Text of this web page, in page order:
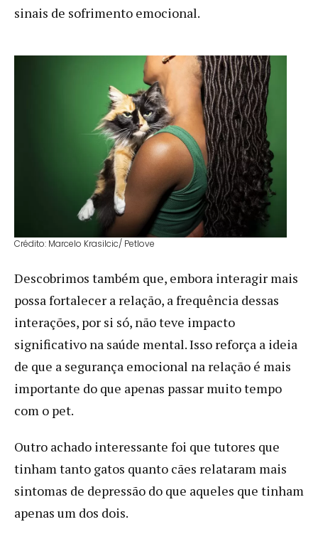
sinais de sofrimento emocional.
Crédito: Marcelo Krasilcic/ Petlove
Descobrimos também que, embora interagir mais
possa fortalecer a relação, a frequência dessas
interações, por si só, não teve impacto
significativo na saúde mental. Isso reforça a ideia
de que a segurança emocional na relação é mais
importante do que apenas passar muito tempo
com o pet.
Outro achado interessante foi que tutores que
tinham tanto gatos quanto cães relataram mais
sintomas de depressão do que aqueles que tinham
apenas um dos dois.